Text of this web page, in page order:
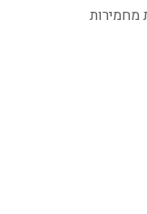
מחמירות